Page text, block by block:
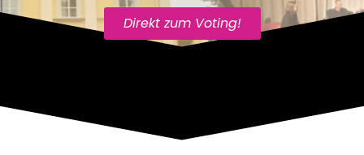
Direkt zum Voting!